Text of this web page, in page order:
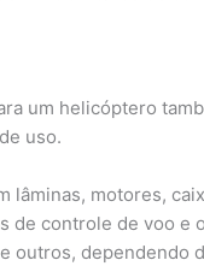
um helicóptero
uso.
lâminas, motores,
de controle de voo e
outros, dependendo